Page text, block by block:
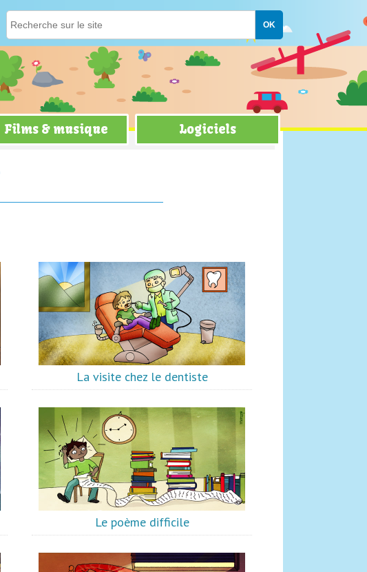
Films & musique Logiciels
La visite chez le dentiste
Le poème difficile